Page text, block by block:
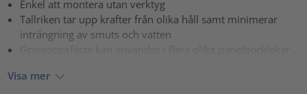
Enkel att montera utan verktyg
Tallriken tar upp krafter från olika håll samt minimerar
inträngning av smuts och vatten
Grantoppsfäste kan användas i flera olika paneltjocklekar
Visa mer